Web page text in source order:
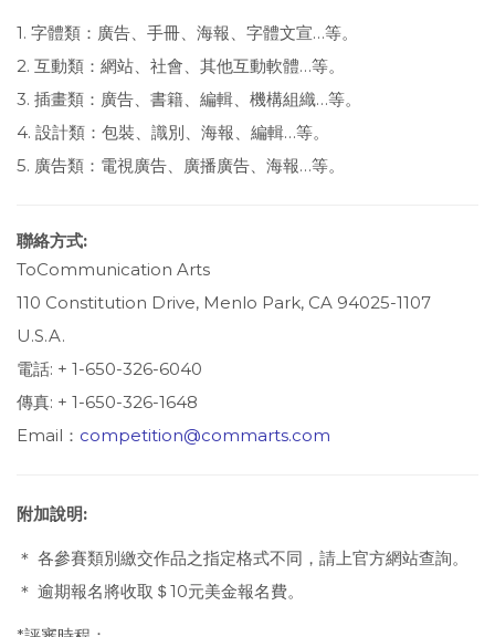
1. 字體類：廣告、手冊、海報、字體文宣…等。
2. 互動類：網站、社會、其他互動軟體…等。
3. 插畫類：廣告、書籍、編輯、機構組織…等。
4. 設計類：包裝、識別、海報、編輯…等。
5. 廣告類：電視廣告、廣播廣告、海報…等。
聯絡方式:
ToCommunication Arts
110 Constitution Drive, Menlo Park, CA 94025-1107
U.S.A.
電話: + 1-650-326-6040
傳真: + 1-650-326-1648
Email： competition@commarts.com
附加說明:
＊ 各參賽類別繳交作品之指定格式不同，請上官方網站查詢。
＊ 逾期報名將收取＄10元美金報名費。